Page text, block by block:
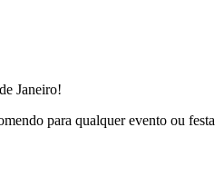
Janeiro!
para qualquer evento ou festa